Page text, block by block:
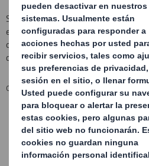
Son válidos para cualquier tipo de
estructuras metálicas, bacs,
cualquier material que su producto
densidades, PP no tejidos,
OTROS BENEFICIOS CLAVE:
Diseño a medida del producto
Posibilidad de incorporar guías
Válidos para multitud de